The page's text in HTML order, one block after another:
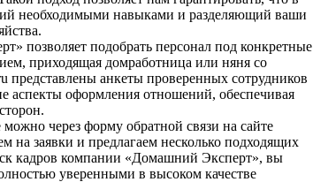
необходимыми навыками и разделяющий ваши
позволяет подобрать персонал под конкретные
приходящая домработница или няня со
представлены анкеты проверенных сотрудников
аспекты оформления отношений, обеспечивая
через форму обратной связи на сайте
на заявки и предлагаем несколько подходящих
кадров компании «Домашний Эксперт», вы
уверенными в высоком качестве